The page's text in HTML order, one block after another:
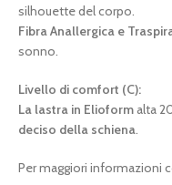
silhouette del corpo.
Fibra Anallergica e
sonno.
Livello di comfort (C):
La lastra in Elioform alta
deciso della schiena.
Per maggiori informazioni